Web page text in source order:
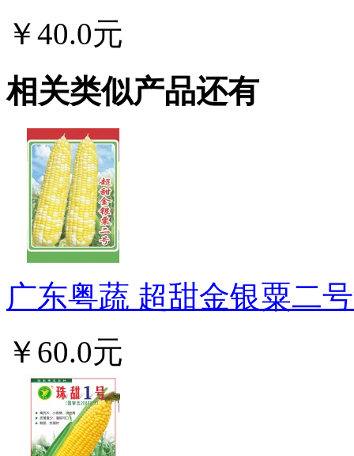
￥40.0元
相关类似产品还有
广东粤蔬 超甜金银粟二
￥60.0元